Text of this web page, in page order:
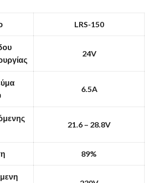
LRS-150
24V
6.5A
21.6 – 28.8V
89%